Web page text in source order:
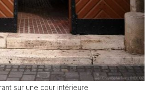
sur une cour intérieure